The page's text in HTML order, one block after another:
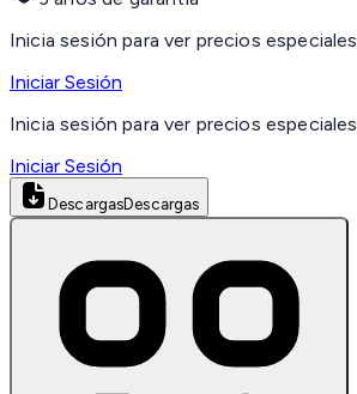
Inicia sesión para ver precios especiales
Iniciar Sesión
Inicia sesión para ver precios especiales
Iniciar Sesión
DescargasDescargas